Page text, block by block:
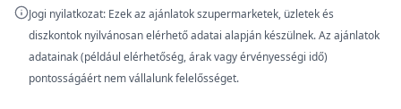
Jogi nyilatkozat: Ezek az ajánlatok szupermarketek, üzletek és
diszkontok nyilvánosan elérhető adatai alapján készülnek. Az ajánlatok
adatainak (például elérhetőség, árak vagy érvényességi idő)
pontosságáért nem vállalunk felelősséget.